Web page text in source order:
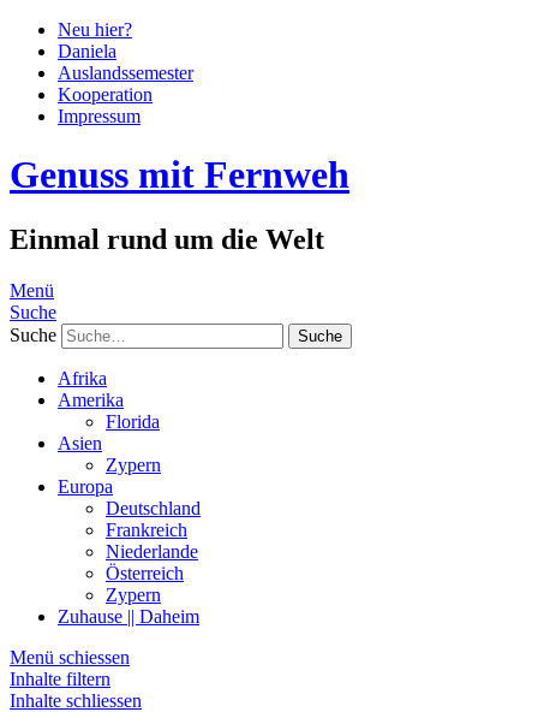
Neu hier?
Daniela
Auslandssemester
Kooperation
Impressum
Genuss mit Fernweh
Einmal rund um die Welt
Menü
Suche
Suche
Afrika
Amerika
Florida
Asien
Zypern
Europa
Deutschland
Frankreich
Niederlande
Österreich
Zypern
Zuhause || Daheim
Menü schiessen
Inhalte filtern
Inhalte schliessen